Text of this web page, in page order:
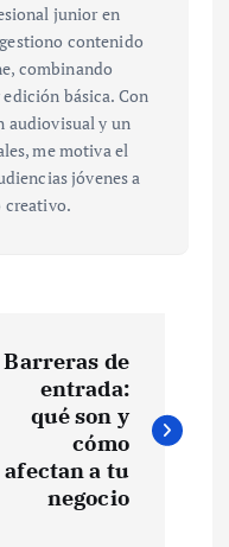
junior en
contenido
combinando
básica. Con
audiovisual y un
me motiva el
jóvenes a
creativo.
Barreras de
entrada:
qué son y
cómo
afectan a tu
negocio